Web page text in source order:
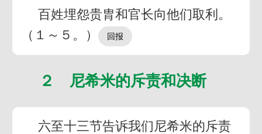
百姓埋怨贵胄和官长向他们取利。
（１～５。）
２ 尼希米的斥责和决断
六至十三节告诉我们尼希米的斥责